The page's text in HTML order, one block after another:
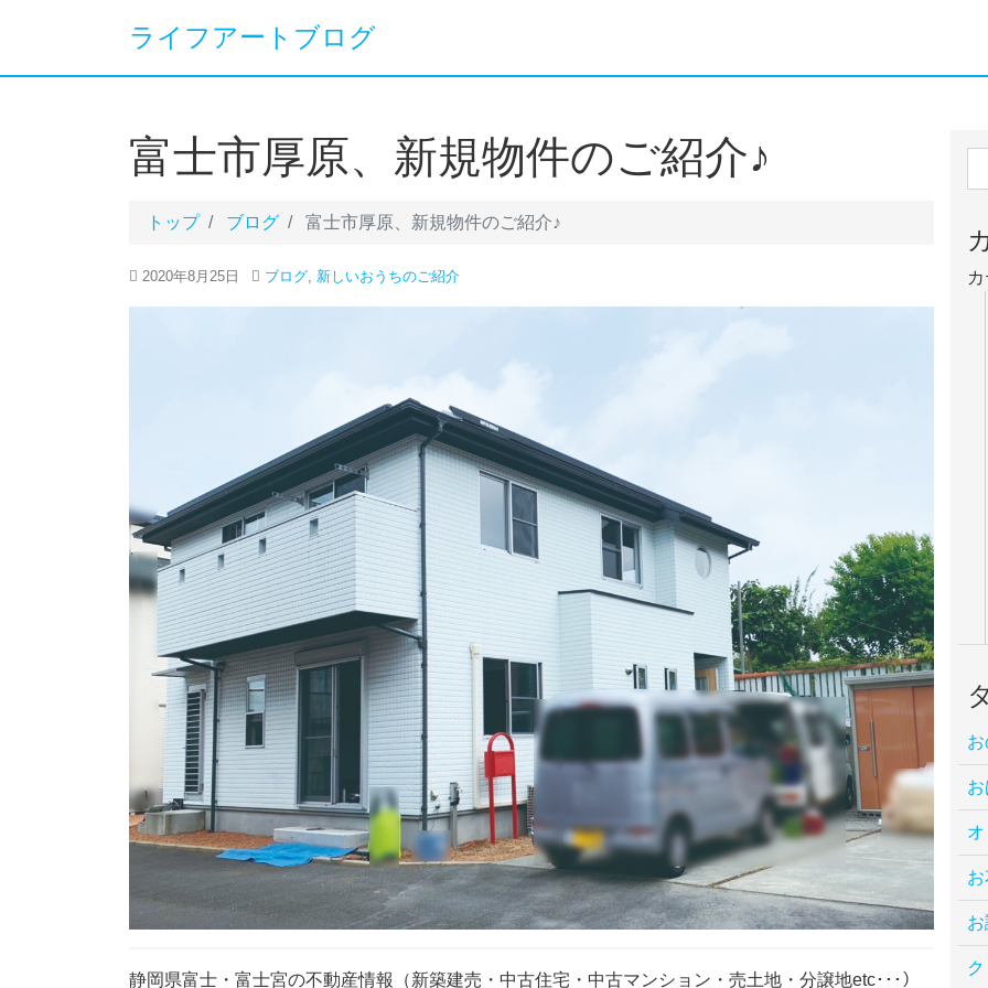
ライフアートブログ
富士市厚原、新規物件のご紹介♪
トップ ブログ 富士市厚原、新規物件のご紹介♪
2020年8月25日 ブログ, 新しいおうちのご紹介
静岡県富士・富士宮の不動産情報（新築建売・中古住宅・中古マンション・売土地・分譲地etc･･･）